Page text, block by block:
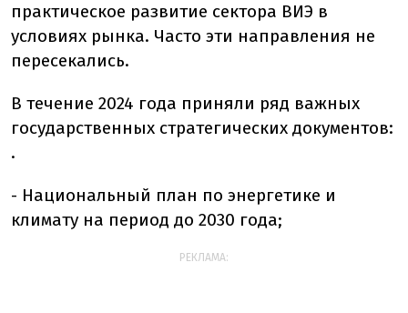
практическое развитие сектора ВИЭ в
условиях рынка. Часто эти направления не
пересекались.
В течение 2024 года приняли ряд важных
государственных стратегических документов:
.
- Национальный план по энергетике и
климату на период до 2030 года;
РЕКЛАМА: